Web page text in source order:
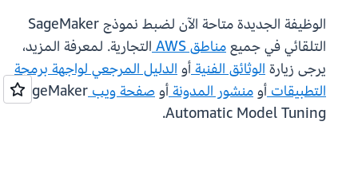
الوظيفة الجديدة متاحة الآن لضبط نموذج SageMaker
التلقائي في جميعمناطق AWS
التجارية. لمعرفة المزيد،
يرجى زيارةالوثائق الفنيةأو الدليل المرجعي لواجهة برمجة
التطبيقاتأو منشور المدونةأو صفحة ويبSageMaker
Automatic Model Tuning.